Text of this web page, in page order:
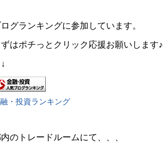
グランキングに参加しています。
ずはポチっとクリック応援お願いします♪
・投資ランキング
のトレードルームにて、、、